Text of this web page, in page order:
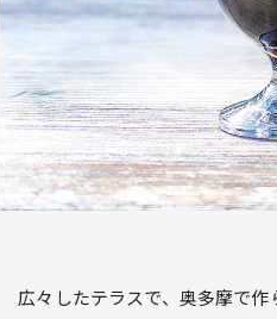
広々したテラスで、奥多摩で